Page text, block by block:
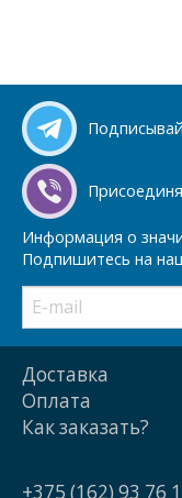
Информация о
Подпишитесь на
Доставка
Оплата
Как заказать?
+375 (162) 93 76